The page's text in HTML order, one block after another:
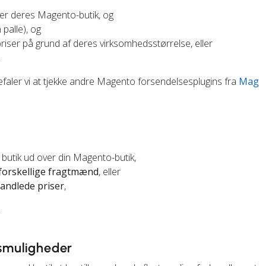
deres Magento-butik, og
og
på grund af deres virksomhedsstørrelse, eller
vi at tjekke andre Magento forsendelsesplugins fra
ud over din Magento-butik,
fragtmænd, eller
priser,